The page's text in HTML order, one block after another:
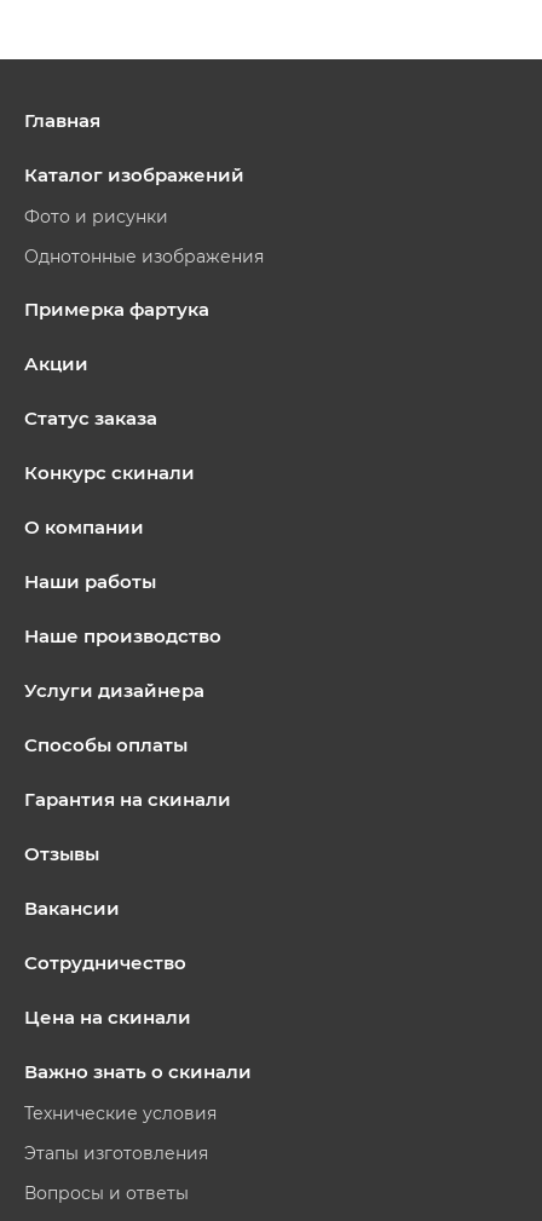
Главная
Каталог изображений
Фото и рисунки
Однотонные изображения
Примерка фартука
Акции
Статус заказа
Конкурс скинали
О компании
Наши работы
Наше производство
Услуги дизайнера
Способы оплаты
Гарантия на скинали
Отзывы
Вакансии
Сотрудничество
Цена на скинали
Важно знать о скинали
Технические условия
Этапы изготовления
Вопросы и ответы